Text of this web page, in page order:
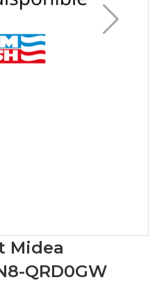
Midea
QRD0GW